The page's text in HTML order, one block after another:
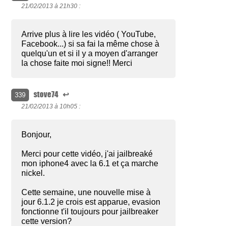
21/02/2013 à 21h30 :
Arrive plus à lire les vidéo ( YouTube,
Facebook...) si sa fai la même chose à
quelqu'un et si il y a moyen d'arranger
la chose faite moi signe!! Merci
339 stove74 ↩
21/02/2013 à 10h05 :
Bonjour,
Merci pour cette vidéo, j'ai jailbreaké
mon iphone4 avec la 6.1 et ça marche
nickel.
Cette semaine, une nouvelle mise à
jour 6.1.2 je crois est apparue, evasion
fonctionne t'il toujours pour jailbreaker
cette version?